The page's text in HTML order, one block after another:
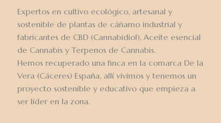
Expertos en cultivo ecológico, artesanal y
sostenible de plantas de cáñamo industrial y
fabricantes de CBD (Cannabidiol), Aceite esencial
de Cannabis y Terpenos de Cannabis.
Hemos recuperado una finca en la comarca De la
Vera (Cáceres) España, allí vivimos y tenemos un
proyecto sostenible y educativo que empieza a
ser líder en la zona.